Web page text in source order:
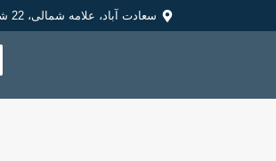
سعادت آباد، علامه شمالی، 22 شمالی، پلاک 35، واحد 20